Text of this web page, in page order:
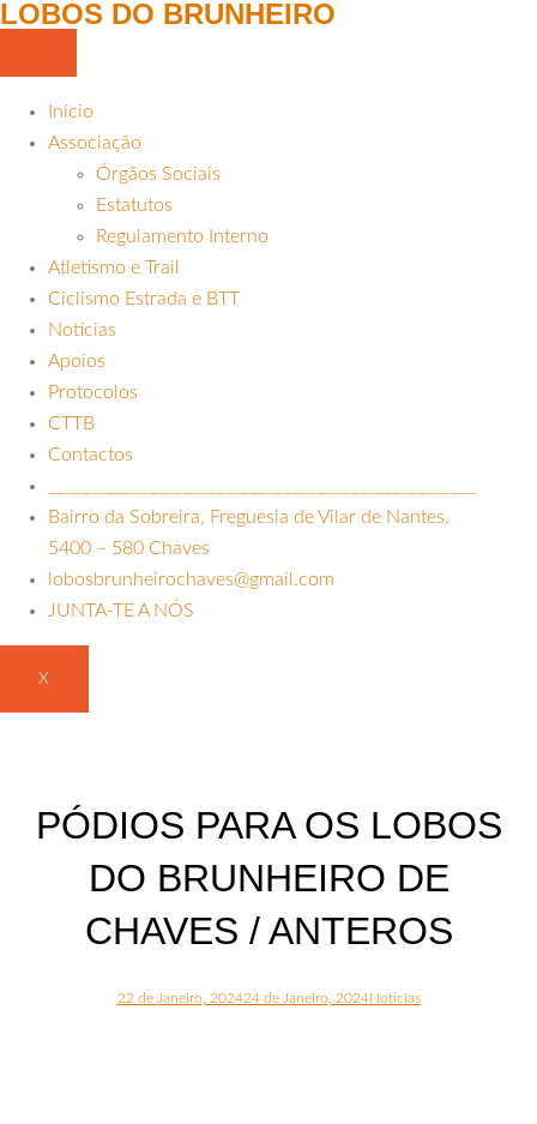
LOBOS DO BRUNHEIRO
Início
Associação
Órgãos Sociais
Estatutos
Regulamento Interno
Atletismo e Trail
Ciclismo Estrada e BTT
Notícias
Apoios
Protocolos
CTTB
Contactos
Bairro da Sobreira, Freguesia de Vilar de Nantes,
5400 – 580 Chaves
lobosbrunheirochaves@gmail.com
JUNTA-TE A NÓS
X
PÓDIOS PARA OS LOBOS
DO BRUNHEIRO DE
CHAVES / ANTEROS
22 de Janeiro, 202424 de Janeiro, 2024Noticias